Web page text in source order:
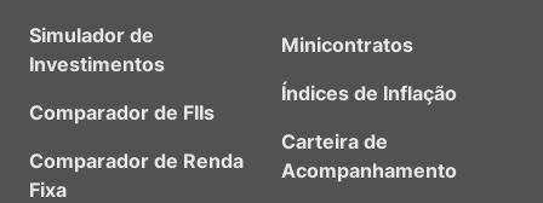
Simulador de
Investimentos
Comparador de FIIs
Comparador de Renda
Fixa
Minicontratos
Índices de Inflação
Carteira de
Acompanhamento